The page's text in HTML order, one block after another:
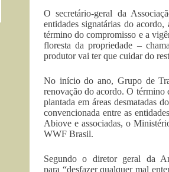
O secretário-geral da
entidades signatárias do
término do compromisso e a
floresta da propriedade –
produtor vai ter que cuidar do
No início do ano, Grupo de
renovação do acordo. O término
plantada em áreas desmatadas
convencionada entre as
Abiove e associadas, o
WWF Brasil.
Segundo o diretor geral da
para “desfazer qualquer mal